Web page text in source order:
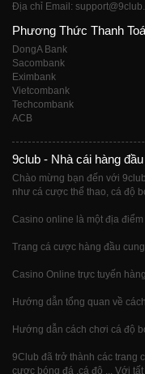
Địa chỉ Email:
Phương Thức Thanh
DongA Bank
Sacombank
Eximbank
Vietcombank
Techcombank
ACB
9club - Nhà cái hàng
Chào mừng bạn đến với
như cá cược thể thao, cá độ
Casino online là một địa
Trang cá cược hàng đầu
Casino Online trực tuyến
Hướng dẫn tổng quan về
Hướng dẫn cách chơi cá độ
9Club đã trở thành các trang
cược bóng đá ,cá độ ... Với